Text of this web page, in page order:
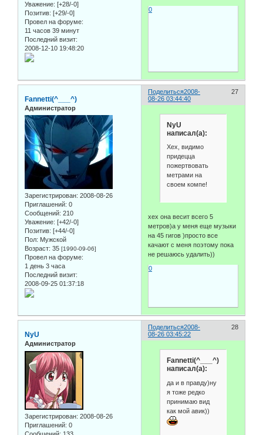
Уважение: [+28/-0]
Позитив: [+29/-0]
Провел на форуме:
11 часов 39 минут
Последний визит:
2008-12-10 19:48:20
0
Поделиться 27
2008-
08-26 03:44:40
Fannetti(^___^)
Администратор
Зарегистрирован: 2008-08-26
Приглашений: 0
Сообщений: 210
Уважение: [+42/-0]
Позитив: [+44/-0]
Пол: Мужской
Возраст: 35 [1990-09-06]
Провел на форуме:
1 день 3 часа
Последний визит:
2008-09-25 01:37:18
NyU
написал(а):
Хех, видимо
придецца
пожертвовать
метрами на
своем компе!
хех она весит всего 5
метров)а у меня еще музыки
на 45 гигов )просто все
качают с меня поэтому пока
не решаюсь удалить))
0
Поделиться 28
2008-
08-26 03:45:22
NyU
Администратор
Зарегистрирован: 2008-08-26
Приглашений: 0
Fannetti(^___^)
написал(а):
да и в правду)ну
я тоже редко
принимаю вид
как мой авик))